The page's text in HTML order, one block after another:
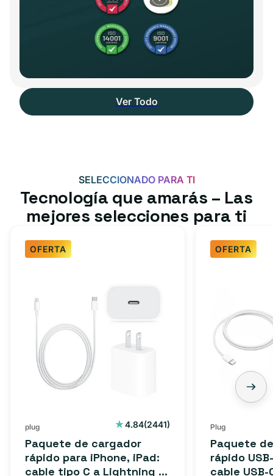
Ver Todo
SELECCIONADO PARA TI
Tecnología que amarás – Las
mejores selecciones para ti
OFERTA
plug 4.84(2441)
2441
Paquete de cargador
rápido para iPhone, iPad:
cable tipo C a Lightning (1
OFERTA
Plug
Paquete
rápido
cable USB-